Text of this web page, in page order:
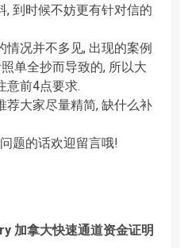
, 到时候不妨更有针对信的
情况并不多见, 出现的案例
单全抄而导致的, 所以大
意前4点要求.
荐大家尽量精简, 缺什么补
题的话欢迎留言哦!
加拿大快速通道资金证明